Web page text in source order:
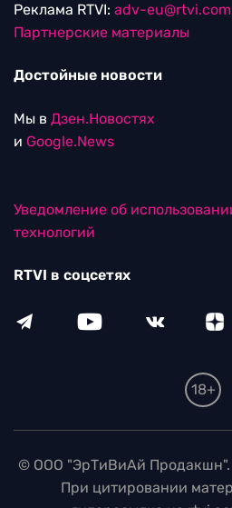
Реклама RTVI: adv-eu@rtvi.com
Партнерские материалы
Достойные новости
Мы в Дзен.Новостях
и Google.News
Уведомление об
технологий
RTVI в соцсетях
18+
© ООО "ЭрТиВиАй
При цитировании